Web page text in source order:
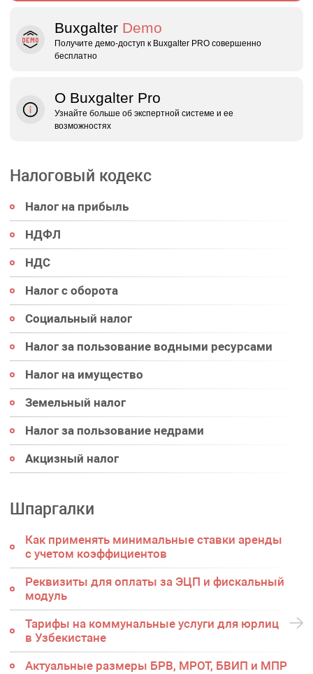
Buxgalter Demo
Получите демо‑доступ к Buxgalter PRO совершенно
бесплатно
О Buxgalter Pro
Узнайте больше об экспертной системе и ее
возможностях
Налоговый кодекс
Налог на прибыль
НДФЛ
НДС
Налог с оборота
Социальный налог
Налог за пользование водными ресурсами
Налог на имущество
Земельный налог
Налог за пользование недрами
Акцизный налог
Шпаргалки
Как применять минимальные ставки аренды
с учетом коэффициентов
Реквизиты для оплаты за ЭЦП и фискальный
модуль
Тарифы на коммунальные услуги для юрлиц
в Узбекистане
Актуальные размеры БРВ, МРОТ, БВИП и МПР